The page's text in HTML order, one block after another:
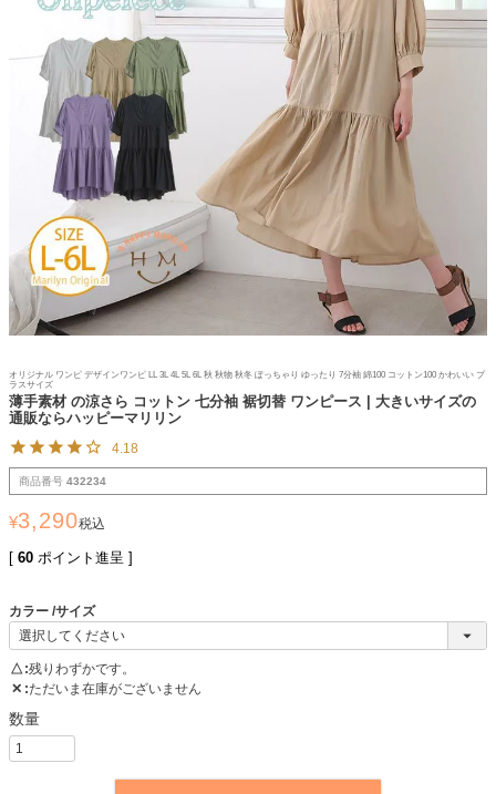
オリジナル ワンピ デザインワンピ LL 3L 4L 5L 6L 秋 秋物 秋冬 ぽっちゃり ゆったり 7分袖 綿100 コットン100 かわいい プ
ラスサイズ
薄手素材 の涼さら コットン 七分袖 裾切替 ワンピース | 大きいサイズの
通販ならハッピーマリリン
4.18
商品番号 432234
¥3,290税込
[ 60 ポイント進呈 ]
カラー サイズ
△ 残りわずかです。
✕ ただいま在庫がございません